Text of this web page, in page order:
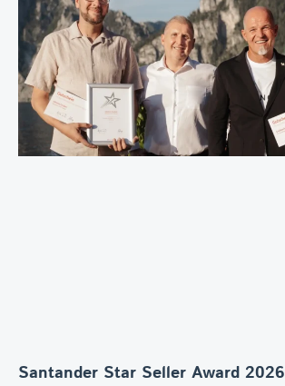
Santander Star Seller Award 2026